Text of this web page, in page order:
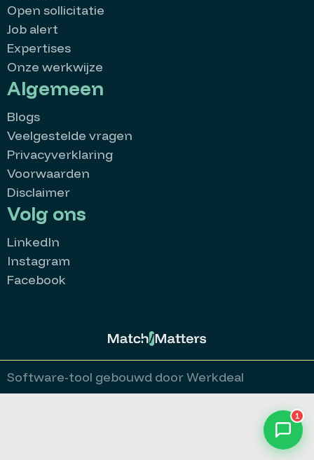
1
Kan ik je ergens mee helpen?
Stuur een whatsappje
Open sollicitatie
Job alert
Expertises
Onze werkwijze
Algemeen
Blogs
Veelgestelde vragen
Privacyverklaring
Voorwaarden
Disclaimer
Volg ons
LinkedIn
Instagram
Facebook
Software-tool gebouwd door Werkdeal